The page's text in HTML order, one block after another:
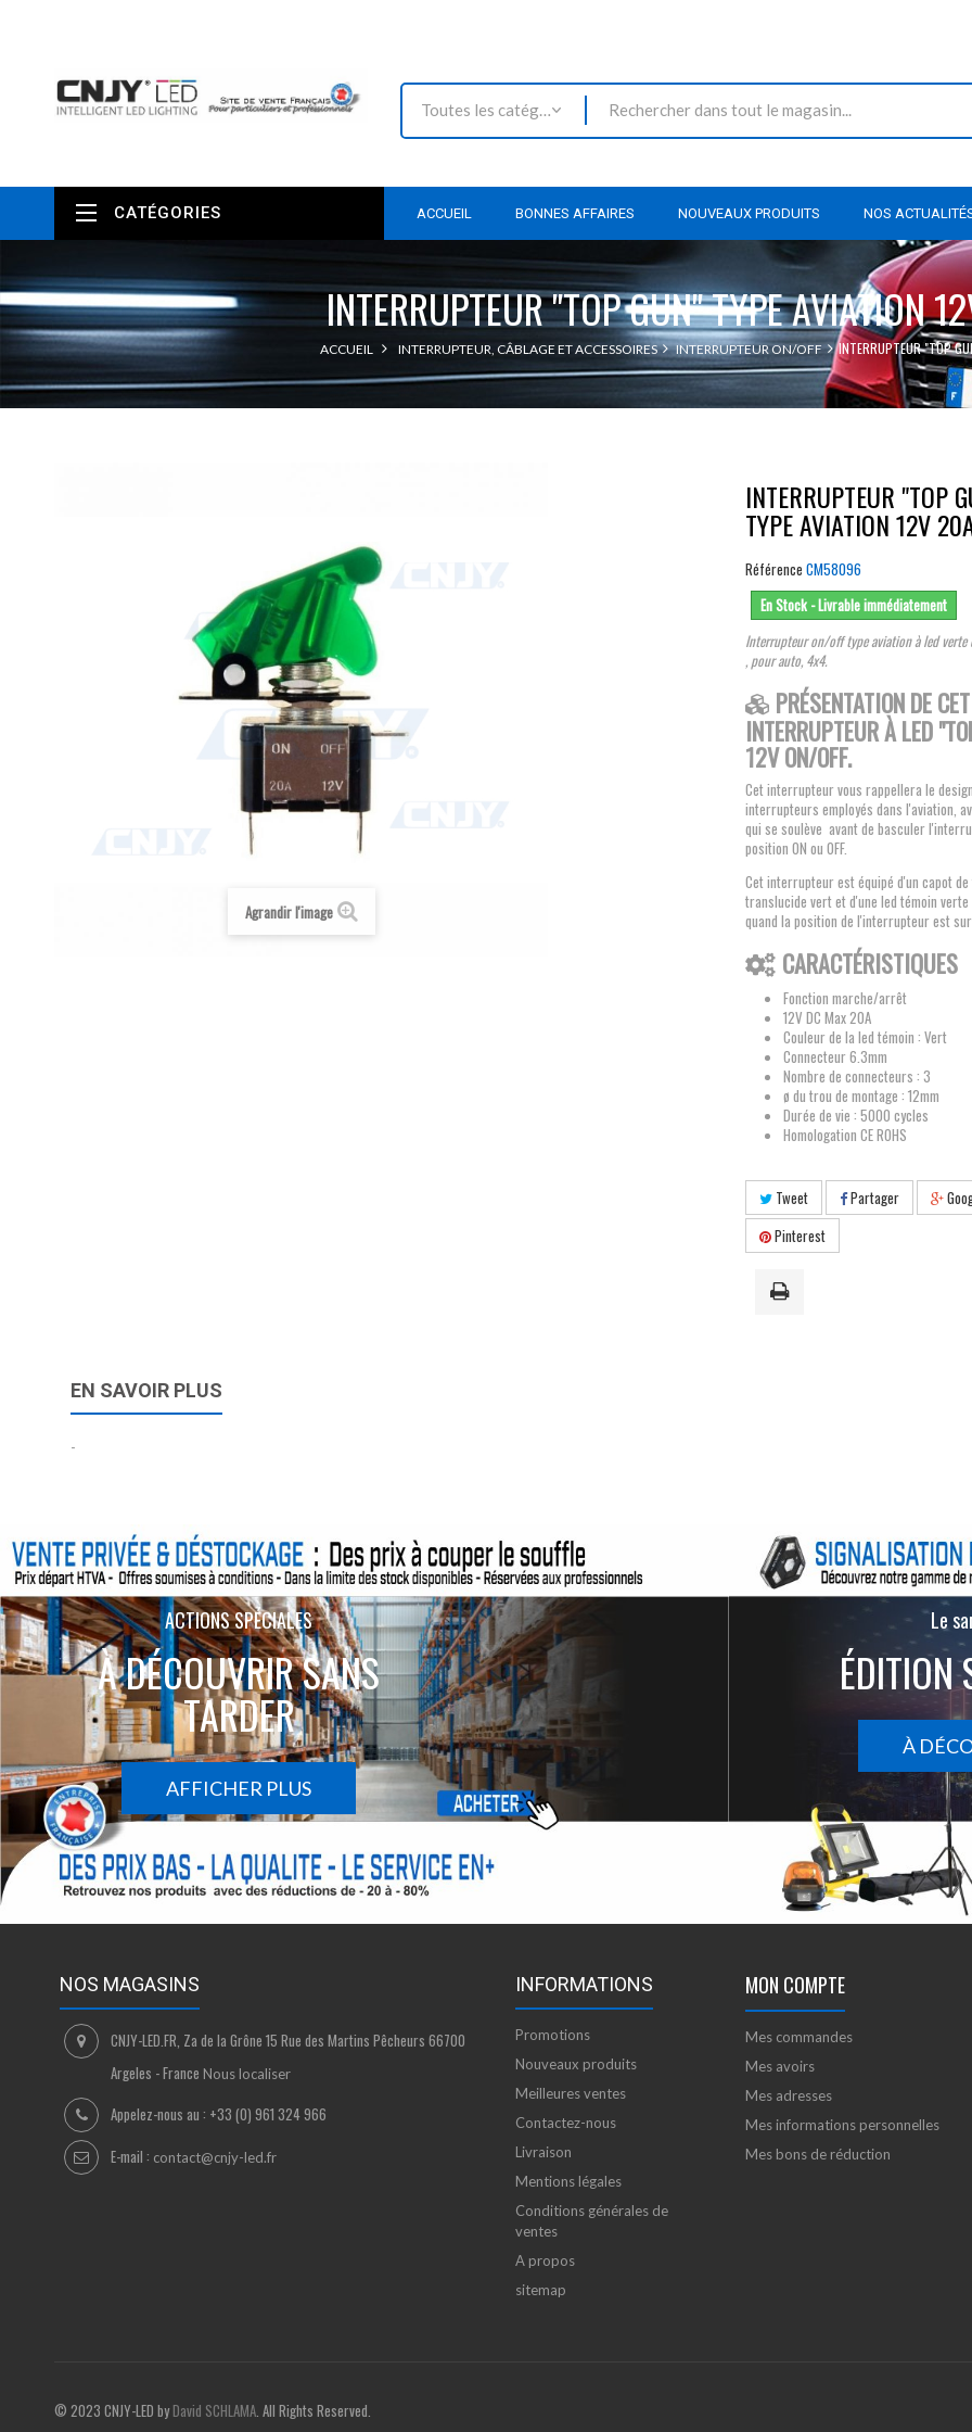
Toutes les catégories
ACCUEIL BONNES AFFAIRES NOUVEAUX PRODUITS NOS
CATÉGORIES
INTERRUPTEUR "TOP GUN" TYPE AVIATION
ACCUEIL INTERRUPTEUR, CÂBLAGE ET ACCESSOIRES INTERRUPTEUR ON/OFF INTERRUPTEUR "TOP
Agrandir l'image
INTERRUPTEUR "TOP
TYPE AVIATION 12V
Référence CM58096
En Stock - Livrable immédiatement
Interrupteur on/off type aviation à led verte
, pour auto, 4x4.
PRÉSENTATION DE CET
INTERRUPTEUR À LED
12V ON/OFF.
Cet interrupteur vous rappellera le
interrupteurs employés dans l'aviation,
qui se soulève avant de basculer
position ON ou OFF.
Cet interrupteur est équipé d'un capot
translucide vert et d'une led témoin
quand la position de l'interrupteur est
CARACTÉRISTIQUES
Fonction marche/arrêt
12V DC Max 20A
Couleur de la led témoin : Vert
Connecteur 6.3mm
Nombre de connecteurs : 3
ø du trou de montage : 12mm
Durée de vie : 5000 cycles
Homologation CE ROHS
Tweet Partager
Pinterest
EN SAVOIR PLUS
-
ACTIONS SPÉCIALES
À DÉCOUVRIR SANS
TARDER
AFFICHER PLUS
Le
ÉDITION
À
NOS MAGASINS
CNJY-LED.FR, Za de la Grône 15 Rue des Martins Pêcheurs 66700
Argeles - France Nous localiser
Appelez-nous au : +33 (0) 961 324 966
E-mail : contact@cnjy-led.fr
INFORMATIONS
Promotions
Nouveaux produits
Meilleures ventes
Contactez-nous
Livraison
Mentions légales
Conditions générales de
ventes
A propos
sitemap
MON COMPTE
Mes commandes
Mes avoirs
Mes adresses
Mes informations personnelles
Mes bons de réduction
© 2023 CNJY-LED byDavid SCHLAMA. All Rights Reserved.